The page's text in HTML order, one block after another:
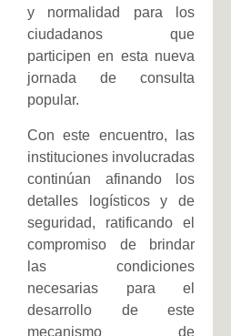
y normalidad para los
ciudadanos que
participen en esta nueva
jornada de consulta
popular.
Con este encuentro, las
instituciones involucradas
continúan afinando los
detalles logísticos y de
seguridad, ratificando el
compromiso de brindar
las condiciones
necesarias para el
desarrollo de este
mecanismo de